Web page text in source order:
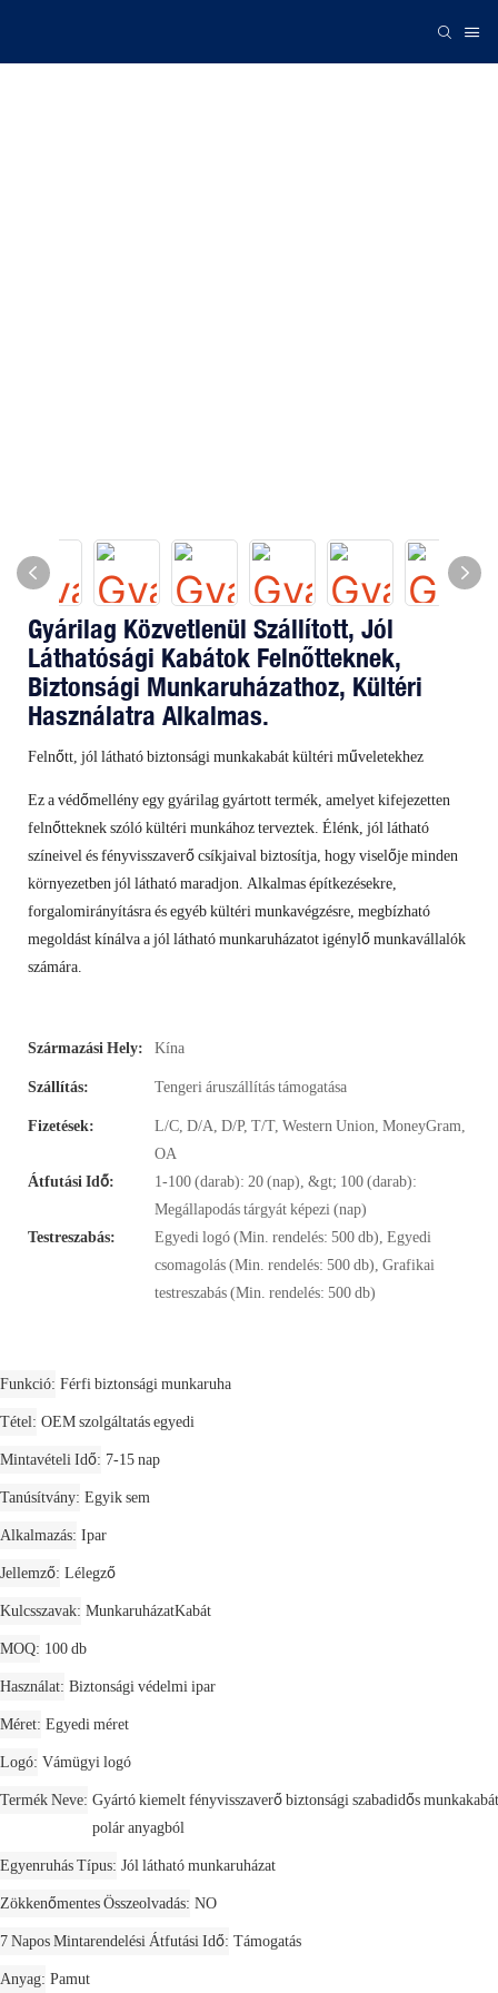
Gyárilag Közvetlenül Szállított, Jól
Láthatósági Kabátok Felnőtteknek,
Biztonsági Munkaruházathoz, Kültéri
Használatra Alkalmas.
Felnőtt, jól látható biztonsági munkakabát kültéri műveletekhez
Ez a védőmellény egy gyárilag gyártott termék, amelyet kifejezetten
felnőtteknek szóló kültéri munkához terveztek. Élénk, jól látható
színeivel és fényvisszaverő csíkjaival biztosítja, hogy viselője minden
környezetben jól látható maradjon. Alkalmas építkezésekre,
forgalomirányításra és egyéb kültéri munkavégzésre, megbízható
megoldást kínálva a jól látható munkaruházatot igénylő munkavállalók
számára.
Származási Hely: Kína
Szállítás: Tengeri áruszállítás támogatása
Fizetések:
L/C, D/A, D/P, T/T, Western Union, MoneyGram,
OA
Átfutási Idő:
1-100 (darab): 20 (nap), &gt; 100 (darab):
Megállapodás tárgyát képezi (nap)
Testreszabás:
Egyedi logó (Min. rendelés: 500 db), Egyedi
csomagolás (Min. rendelés: 500 db), Grafikai
testreszabás (Min. rendelés: 500 db)
Funkció Férfi biztonsági munkaruha
Tétel OEM szolgáltatás egyedi
Mintavételi Idő 7-15 nap
Tanúsítvány Egyik sem
Alkalmazás Ipar
Jellemző Lélegző
Kulcsszavak MunkaruházatKabát
MOQ 100 db
Használat Biztonsági védelmi ipar
Méret Egyedi méret
Logó Vámügyi logó
Termék Neve Gyártó kiemelt fényvisszaverő biztonsági szabadidős munkakabát
polár anyagból
Egyenruhás Típus Jól látható munkaruházat
Zökkenőmentes Összeolvadás NO
7 Napos Mintarendelési Átfutási Idő Támogatás
Anyag Pamut